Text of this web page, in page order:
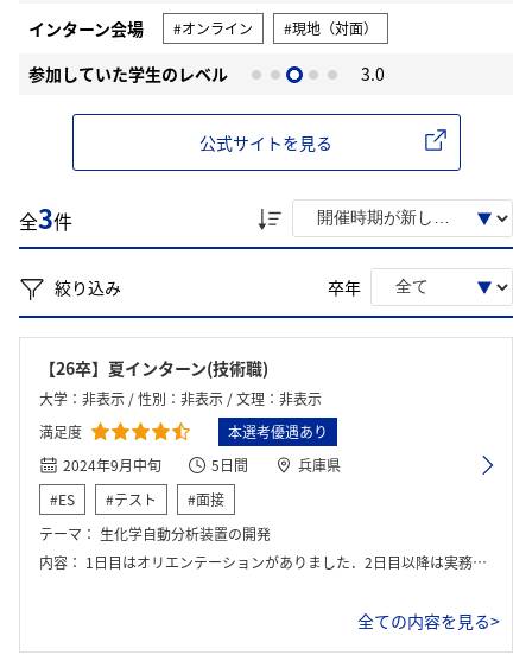
インターン会場
#オンライン #現地（対面）
参加していた学生のレベル 3.0
公式サイトを見る
全3件
絞り込み 卒年
【26卒】夏インターン(技術職)
大学：非表示 / 性別：非表示 / 文理：非表示
満足度
本選考優遇あり
2024年9月中旬
5日間
兵庫県
#ES
#テスト
#面接
テーマ： 生化学自動分析装置の開発
内容： 1日目はオリエンテーションがありました．2日目以降は実務を行い最終日に発表しました．
全ての内容を見る>